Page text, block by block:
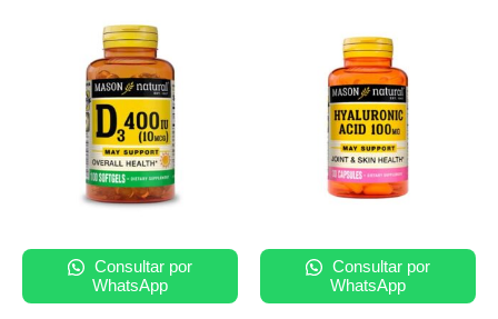
Consultar por
WhatsApp
Consultar por
WhatsApp